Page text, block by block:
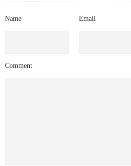
Name Email
Comment